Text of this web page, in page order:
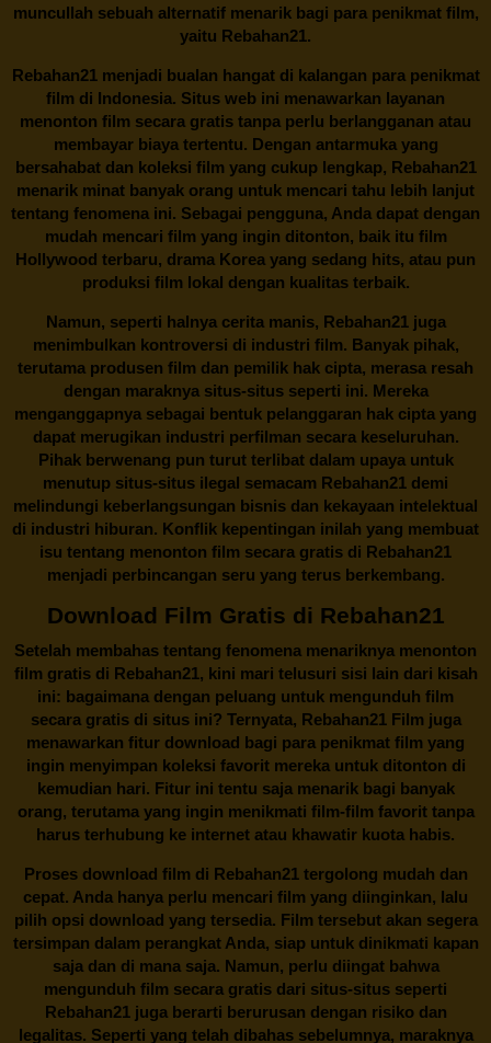
muncullah sebuah alternatif menarik bagi para penikmat film,
yaitu Rebahan21.
Rebahan21menjadi bualan hangat di kalangan para penikmat
film di Indonesia. Situs web ini menawarkan layanan
menonton film secara gratis tanpa perlu berlangganan atau
membayar biaya tertentu. Dengan antarmuka yang
bersahabat dan koleksi film yang cukup lengkap, Rebahan21
menarik minat banyak orang untuk mencari tahu lebih lanjut
tentang fenomena ini. Sebagai pengguna, Anda dapat dengan
mudah mencari film yang ingin ditonton, baik itu film
Hollywood terbaru, drama Korea yang sedang hits, atau pun
produksi film lokal dengan kualitas terbaik.
Namun, seperti halnya cerita manis, Rebahan21juga
menimbulkan kontroversi di industri film. Banyak pihak,
terutama produsen film dan pemilik hak cipta, merasa resah
dengan maraknya situs-situs seperti ini. Mereka
menganggapnya sebagai bentuk pelanggaran hak cipta yang
dapat merugikan industri perfilman secara keseluruhan.
Pihak berwenang pun turut terlibat dalam upaya untuk
menutup situs-situs ilegal semacam Rebahan21 demi
melindungi keberlangsungan bisnis dan kekayaan intelektual
di industri hiburan. Konflik kepentingan inilah yang membuat
isu tentang menonton film secara gratis di Rebahan21
menjadi perbincangan seru yang terus berkembang.
Download Film Gratis di Rebahan21
Setelah membahas tentang fenomena menariknya menonton
film gratis di Rebahan21, kini mari telusuri sisi lain dari kisah
ini: bagaimana dengan peluang untuk mengunduh film
secara gratis di situs ini? Ternyata, Rebahan21 Film juga
menawarkan fitur download bagi para penikmat film yang
ingin menyimpan koleksi favorit mereka untuk ditonton di
kemudian hari. Fitur ini tentu saja menarik bagi banyak
orang, terutama yang ingin menikmati film-film favorit tanpa
harus terhubung ke internet atau khawatir kuota habis.
Proses download film di Rebahan21tergolong mudah dan
cepat. Anda hanya perlu mencari film yang diinginkan, lalu
pilih opsi download yang tersedia. Film tersebut akan segera
tersimpan dalam perangkat Anda, siap untuk dinikmati kapan
saja dan di mana saja. Namun, perlu diingat bahwa
mengunduh film secara gratis dari situs-situs seperti
Rebahan21 juga berarti berurusan dengan risiko dan
legalitas. Seperti yang telah dibahas sebelumnya, maraknya